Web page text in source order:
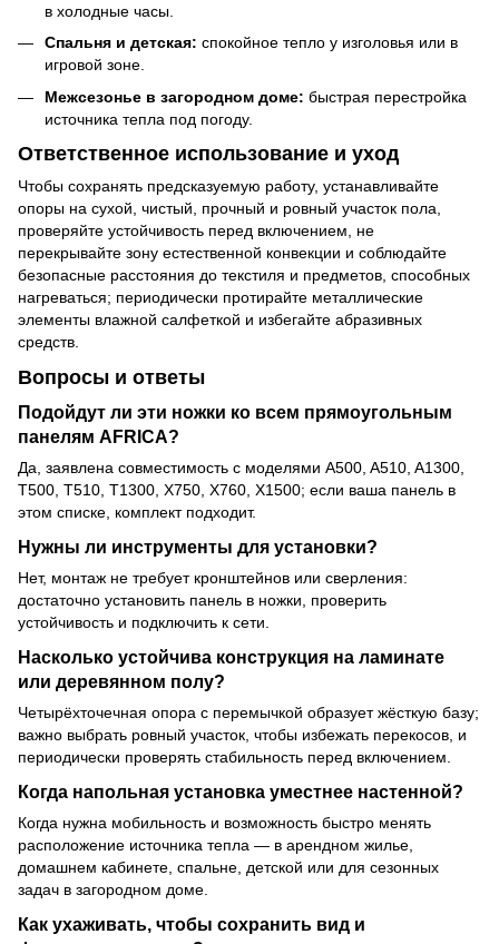
в холодные часы.
Спальня и детская: спокойное тепло у изголовья или в
игровой зоне.
Межсезонье в загородном доме: быстрая перестройка
источника тепла под погоду.
Ответственное использование и уход
Чтобы сохранять предсказуемую работу, устанавливайте
опоры на сухой, чистый, прочный и ровный участок пола,
проверяйте устойчивость перед включением, не
перекрывайте зону естественной конвекции и соблюдайте
безопасные расстояния до текстиля и предметов, способных
нагреваться; периодически протирайте металлические
элементы влажной салфеткой и избегайте абразивных
средств.
Вопросы и ответы
Подойдут ли эти ножки ко всем прямоугольным
панелям AFRICA?
Да, заявлена совместимость с моделями A500, A510, A1300,
T500, T510, T1300, X750, X760, X1500; если ваша панель в
этом списке, комплект подходит.
Нужны ли инструменты для установки?
Нет, монтаж не требует кронштейнов или сверления:
достаточно установить панель в ножки, проверить
устойчивость и подключить к сети.
Насколько устойчива конструкция на ламинате
или деревянном полу?
Четырёхточечная опора с перемычкой образует жёсткую базу;
важно выбрать ровный участок, чтобы избежать перекосов, и
периодически проверять стабильность перед включением.
Когда напольная установка уместнее настенной?
Когда нужна мобильность и возможность быстро менять
расположение источника тепла — в арендном жилье,
домашнем кабинете, спальне, детской или для сезонных
задач в загородном доме.
Как ухаживать, чтобы сохранить вид и